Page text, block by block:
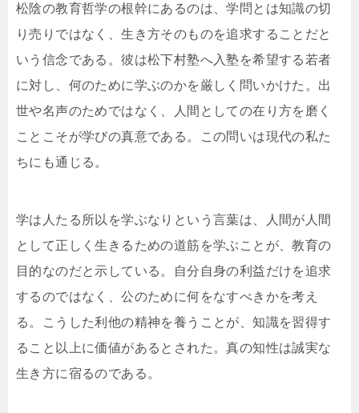
松陰の教育哲学の根幹にあるのは、学問とは知識の切
り売りではなく、生き方そのものを追求することだと
いう信念である。彼は松下村塾へ入塾を希望する若者
に対し、何のために学ぶのかを厳しく問いかけた。出
世や名声のためではなく、人間としての在り方を磨く
ことこそが学びの真意である。この問いは現代の私た
ちにも通じる。
学は人たる所以を学ぶなりという言葉は、人間が人間
として正しく生きるための道筋を学ぶことが、教育の
目的なのだと示している。自分自身の利益だけを追求
するのではなく、公のために何をなすべきかを考え
る。こうした利他の精神を養うことが、知識を習得す
ること以上に価値があるとされた。真の知性は誠実な
生き方に宿るのである。